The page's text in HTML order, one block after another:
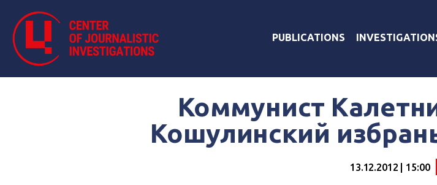
PUBLICATIONS
Коммунист
Кошулинский
13.12.2012 | 15:00